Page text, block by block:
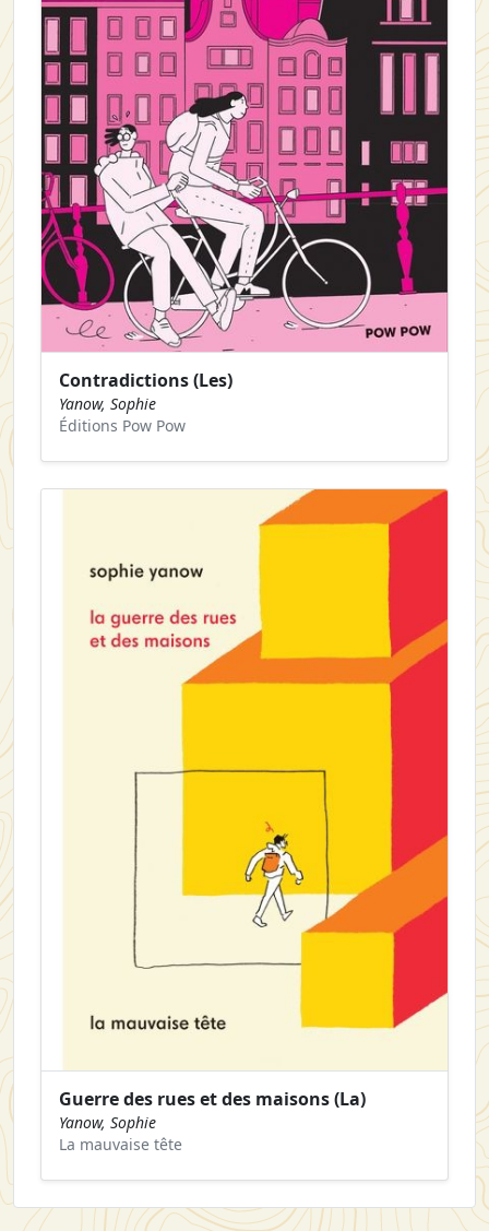
Contradictions (Les)
Yanow, Sophie
Éditions Pow Pow
Guerre des rues et des maisons (La)
Yanow, Sophie
La mauvaise tête